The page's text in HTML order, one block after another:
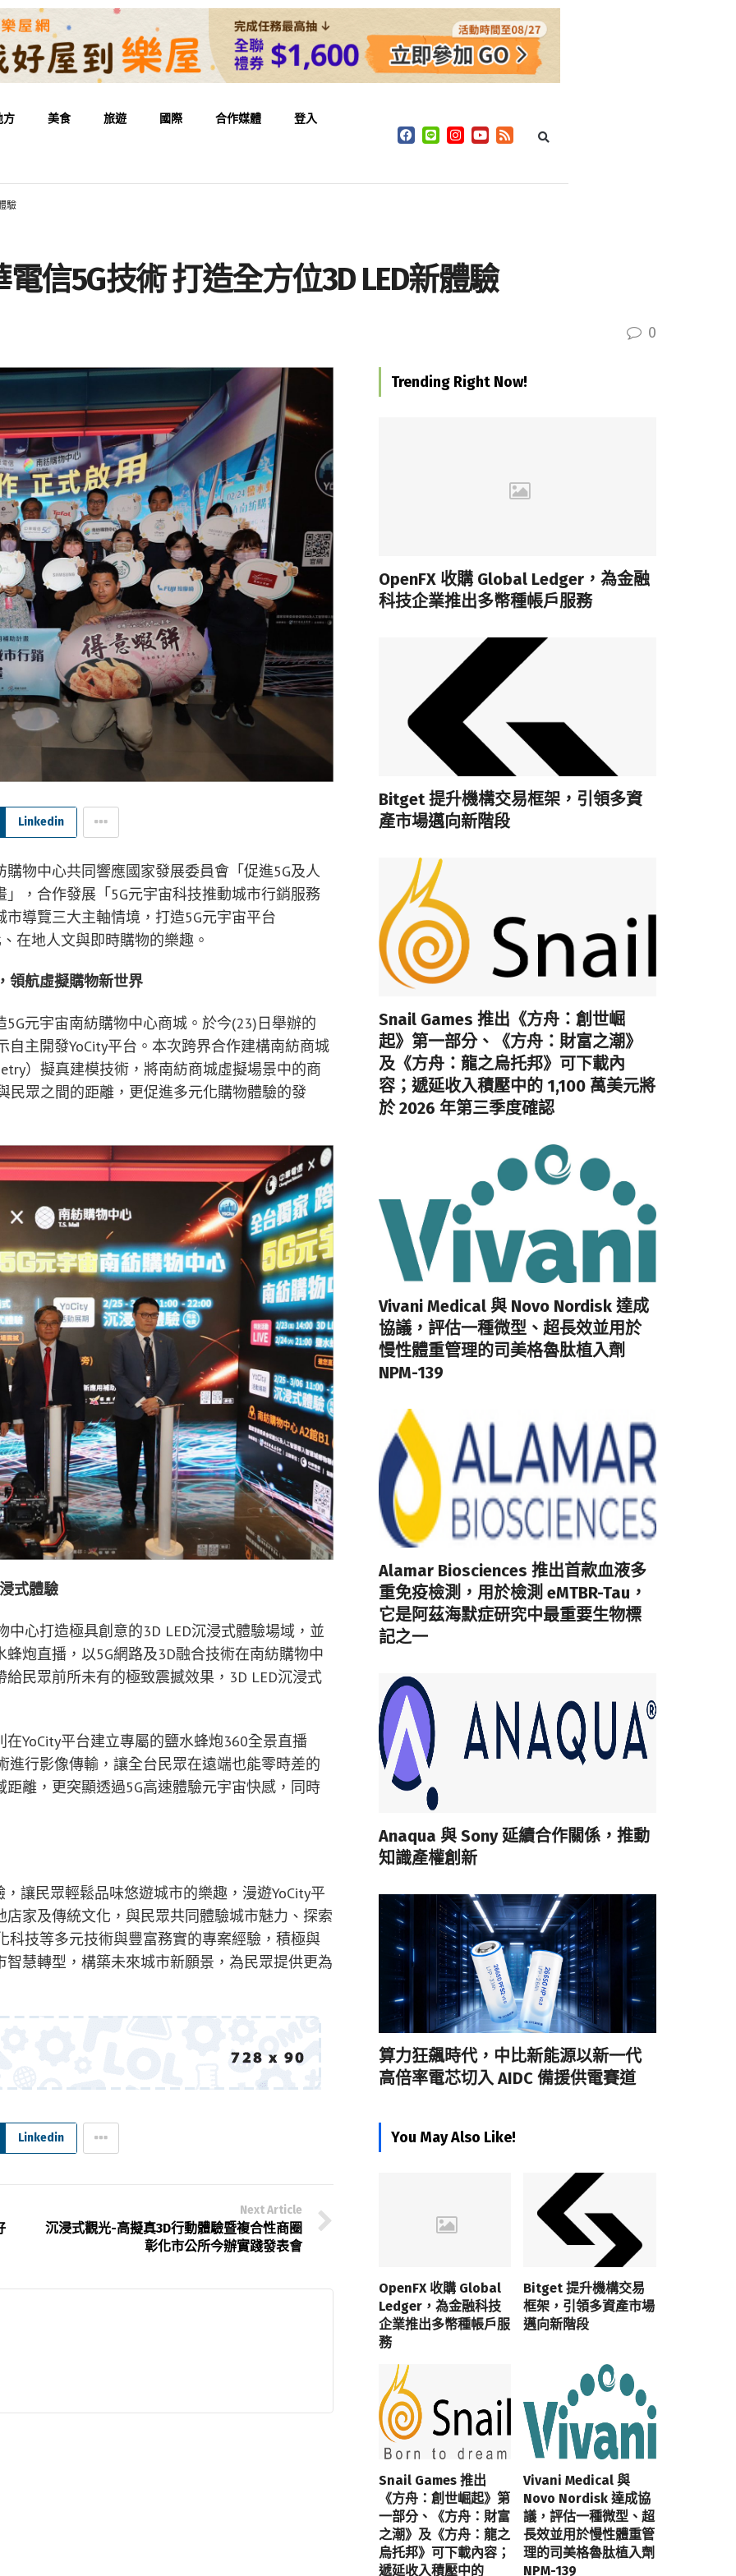
方 美食 旅遊 國際 合作媒體 登入
驗
信5G技術 打造全方位3D LED新體驗
0
Linkedin
物中心共同響應國家發展委員會「促進5G及人
，合作發展「5G元宇宙科技推動城市行銷服務
導覽三大主軸情境，打造5G元宇宙平台
在地人文與即時購物的樂趣。
領航虛擬購物新世界
元宇宙南紡購物中心商城。於今(23)日舉辦的
主開發YoCity平台。本次跨界合作建構南紡商城
）擬真建模技術，將南紡商城虛擬場景中的商
民眾之間的距離，更促進多元化購物體驗的發
式體驗
心打造極具創意的3D LED沉浸式體驗場域，並
炮直播，以5G網路及3D融合技術在南紡購物中
民眾前所未有的極致震撼效果，3D LED沉浸式
YoCity平台建立專屬的鹽水蜂炮360全景直播
進行影像傳輸，讓全台民眾在遠端也能零時差的
離，更突顯透過5G高速體驗元宇宙快感，同時
讓民眾輕鬆品味悠遊城市的樂趣，漫遊YoCity平
家及傳統文化，與民眾共同體驗城市魅力、探索
科技等多元技術與豐富務實的專案經驗，積極與
慧轉型，構築未來城市新願景，為民眾提供更為
Linkedin
Next Article
沉浸式觀光-高擬真3D行動體驗暨複合性商圈
彰化市公所今辦實踐發表會
Trending Right Now!
OpenFX 收購 Global Ledger，為金融
科技企業推出多幣種帳戶服務
Bitget 提升機構交易框架，引領多資
產市場邁向新階段
Snail Games 推出《方舟：創世崛
起》第一部分、《方舟：財富之潮》
及《方舟：龍之烏托邦》可下載內
容；遞延收入積壓中的 1,100 萬美元將
於 2026 年第三季度確認
Vivani Medical 與 Novo Nordisk 達成
協議，評估一種微型、超長效並用於
慢性體重管理的司美格魯肽植入劑
NPM-139
Alamar Biosciences 推出首款血液多
重免疫檢測，用於檢測 eMTBR-Tau，
它是阿茲海默症研究中最重要生物標
記之一
Anaqua 與 Sony 延續合作關係，推動
知識產權創新
算力狂飆時代，中比新能源以新一代
高倍率電芯切入 AIDC 備援供電賽道
You May Also Like!
OpenFX 收購 Global
Ledger，為金融科技
企業推出多幣種帳戶服
務
Bitget 提升機構交易
框架，引領多資產市場
邁向新階段
Snail Games 推出
《方舟：創世崛起》第
一部分、《方舟：財富
之潮》及《方舟：龍之
烏托邦》可下載內容；
遞延收入積壓中的
Vivani Medical 與
Novo Nordisk 達成協
議，評估一種微型、超
長效並用於慢性體重管
理的司美格魯肽植入劑
NPM-139